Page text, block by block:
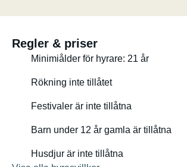
Regler & priser
Minimiålder för hyrare: 21 år
Rökning inte tillåtet
Festivaler är inte tillåtna
Barn under 12 år gamla är tillåtna
Husdjur är inte tillåtna